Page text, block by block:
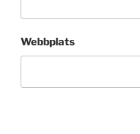
Webbplats